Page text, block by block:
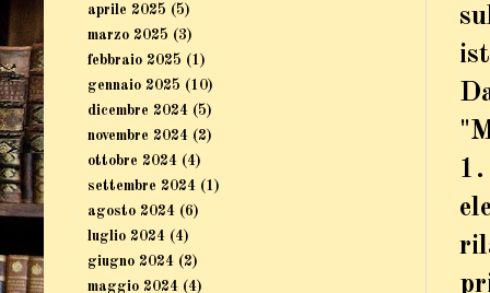
aprile 2025 (5)
marzo 2025 (3)
febbraio 2025 (1)
gennaio 2025 (10)
dicembre 2024 (5)
novembre 2024 (2)
ottobre 2024 (4)
settembre 2024 (1)
agosto 2024 (6)
luglio 2024 (4)
giugno 2024 (2)
maggio 2024 (4)